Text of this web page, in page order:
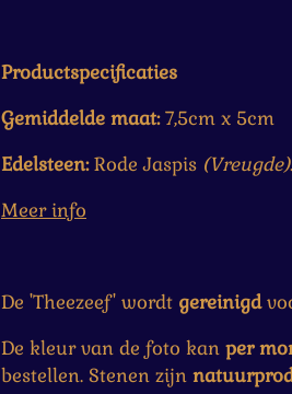
Productspecificaties
Gemiddelde maat:7,5cm x 5cm
Edelsteen:Rode Jaspis (Vreugde).
Meer info
De 'Theezeef' wordt gereinigd
De kleur van de foto kan per
bestellen. Stenen zijn